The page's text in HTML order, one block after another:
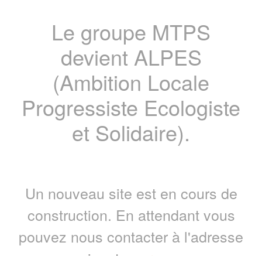
Le groupe MTPS
devient ALPES
(Ambition Locale
Progressiste Ecologiste
et Solidaire).
Un nouveau site est en cours de
construction. En attendant vous
pouvez nous contacter à l'adresse